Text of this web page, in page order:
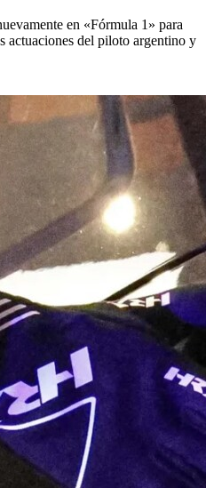
en «Fórmula 1» para
actuaciones del piloto argentino y